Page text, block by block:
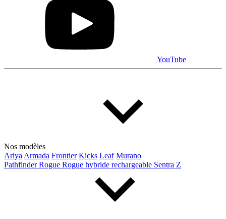
YouTube
Nos modèles
Ariya Armada Frontier Kicks Leaf Murano
PathfinderRogue Rogue hybride rechargeable Sentra Z